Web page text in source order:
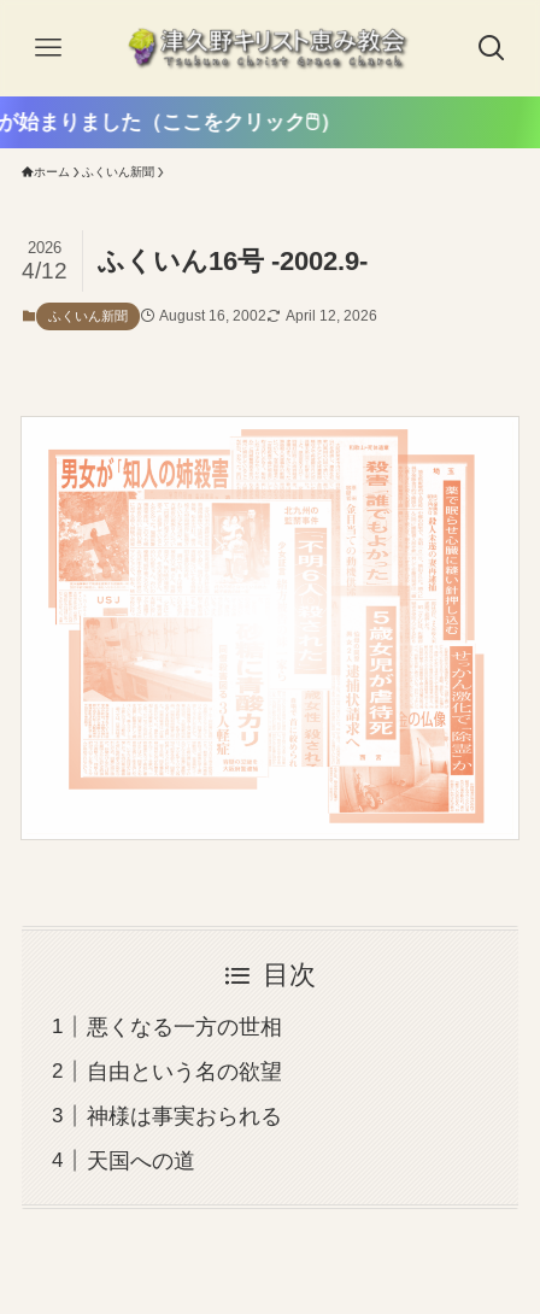
ました（ここをクリック🖱️）
ホーム ふくいん新聞
ふくいん16号 -2002.9-
2026
4/12
ふくいん新聞 August 16, 2002 April 12, 2026
目次
悪くなる一方の世相
自由という名の欲望
神様は事実おられる
天国への道